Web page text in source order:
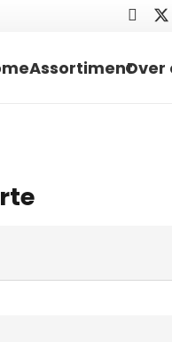
AssortimentOver